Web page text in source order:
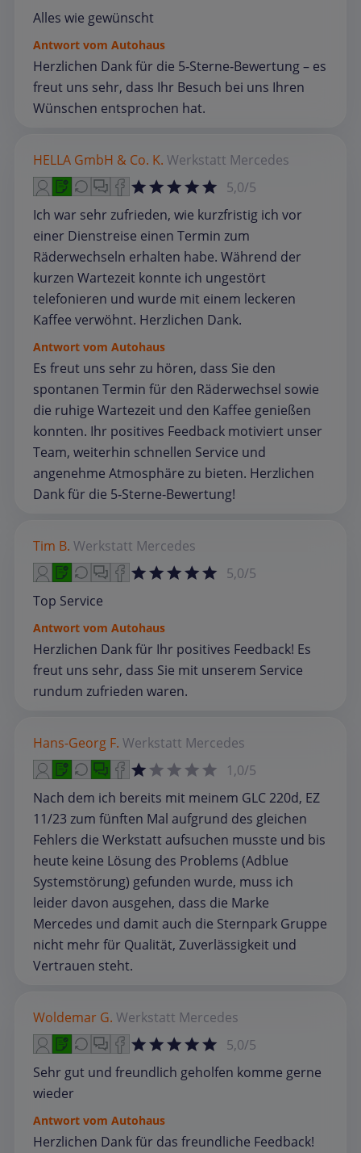
Alles wie gewünscht
Antwort vom Autohaus
Herzlichen Dank für die 5‑Sterne‑Bewertung – es
freut uns sehr, dass Ihr Besuch bei uns Ihren
Wünschen entsprochen hat.
HELLA GmbH & Co. K. Werkstatt Mercedes
5,0/5
Ich war sehr zufrieden, wie kurzfristig ich vor
einer Dienstreise einen Termin zum
Räderwechseln erhalten habe. Während der
kurzen Wartezeit konnte ich ungestört
telefonieren und wurde mit einem leckeren
Kaffee verwöhnt. Herzlichen Dank.
Antwort vom Autohaus
Es freut uns sehr zu hören, dass Sie den
spontanen Termin für den Räderwechsel sowie
die ruhige Wartezeit und den Kaffee genießen
konnten. Ihr positives Feedback motiviert unser
Team, weiterhin schnellen Service und
angenehme Atmosphäre zu bieten. Herzlichen
Dank für die 5‑Sterne‑Bewertung!
Tim B. Werkstatt Mercedes
5,0/5
Top Service
Antwort vom Autohaus
Herzlichen Dank für Ihr positives Feedback! Es
freut uns sehr, dass Sie mit unserem Service
rundum zufrieden waren.
Hans-Georg F. Werkstatt Mercedes
1,0/5
Nach dem ich bereits mit meinem GLC 220d, EZ
11/23 zum fünften Mal aufgrund des gleichen
Fehlers die Werkstatt aufsuchen musste und bis
heute keine Lösung des Problems (Adblue
Systemstörung) gefunden wurde, muss ich
leider davon ausgehen, dass die Marke
Mercedes und damit auch die Sternpark Gruppe
nicht mehr für Qualität, Zuverlässigkeit und
Vertrauen steht.
Woldemar G. Werkstatt Mercedes
5,0/5
Sehr gut und freundlich geholfen komme gerne
wieder
Antwort vom Autohaus
Herzlichen Dank für das freundliche Feedback!